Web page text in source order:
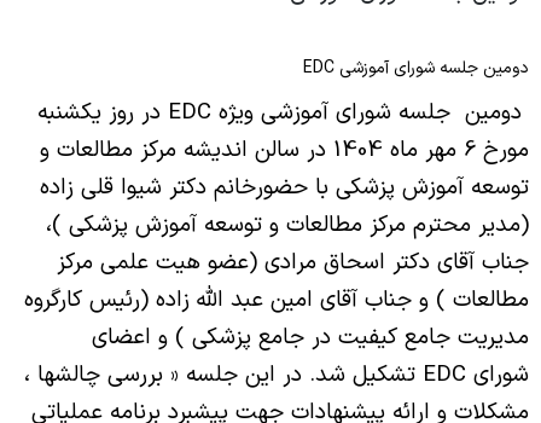
شورا ها و کمیته ها
کارشناسان اداره امور آموزشی
فناوری اطلاعات و آمار
امور مالی آموزش
اداره دانش آموختگان
رئیس اداره دانش آموختگان
کارشناسان دانش آموختگان
دبیرخانه و بایگانی
مسئول دبیرخانه
همکاران دبیرخانه
دستورالعمل نگارش پایان نامه
فرم های مرتبط با پایان نامه
فرآیند استفاده از پژوهشیار
برنامه های آموزشی تحصیلات تکمیلی
سرفصل های کارشناسی ارشد
برنامه‌های دکتری تخصصی Ph.D
ترفیع پایه
کارگزینی هیات علمی
امور رفاهی هیات علمی
پایش عملکرد
کمیته مطب ویژه استادیاران
تعهدات هیات علمی
سامانه ها
وب سایت مرکز مطالعات
معرفی دبیرخانه برنامه جامع عدالت تعالی و بهره
وری
معرفی معاون مرکز
معرفی مرکز آموزش مجازی
شرح وظایف
وب سایت آموزش مداوم دانشگاه
سامانه آموزش مداوم جامعه پزشکی
مرکز آموزش مهارتی و حرفه ای
معرفی مسئول مرکز
معرفی کارشناس
مرکز ملی آموزش مهارتی و حرفه ای کشور
مدیر امور شاهد و ایثارگران دانشگاه
سایت شاهد و امور ایثارگران
دومین جلسه شورای آموزشی EDC
دومین جلسه شورای آموزشی ویژه EDC در روز یکشنبه
مورخ 6 مهر ماه 1404 در سالن اندیشه مرکز مطالعات و
توسعه آموزش پزشکی با حضورخانم دکتر شیوا قلی زاده
(مدیر محترم مرکز مطالعات و توسعه آموزش پزشکی )،
جناب آقای دکتر اسحاق مرادی (عضو هیت علمی مرکز
مطالعات ) و جناب آقای امین عبد الله زاده (رئیس کارگروه
مدیریت جامع کیفیت در جامع پزشکی ) و اعضای
شورای EDC تشکیل شد. در این جلسه « بررسی چالشها ،
مشکلات و ارائه پیشنهادات جهت پیشبرد برنامه عملیاتی